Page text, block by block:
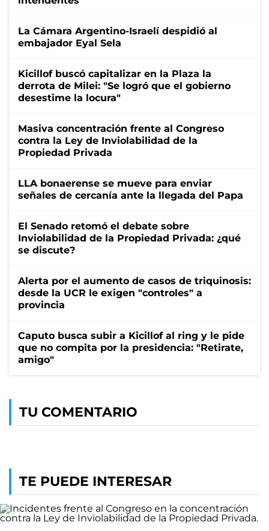
La Cámara Argentino-Israelí despidió al
embajador Eyal Sela
Kicillof buscó capitalizar en la Plaza la
derrota de Milei: "Se logró que el gobierno
desestime la locura"
Masiva concentración frente al Congreso
contra la Ley de Inviolabilidad de la
Propiedad Privada
LLA bonaerense se mueve para enviar
señales de cercanía ante la llegada del Papa
El Senado retomó el debate sobre
Inviolabilidad de la Propiedad Privada: ¿qué
se discute?
Alerta por el aumento de casos de triquinosis:
desde la UCR le exigen "controles" a
provincia
Caputo busca subir a Kicillof al ring y le pide
que no compita por la presidencia: "Retirate,
amigo"
TU COMENTARIO
TE PUEDE INTERESAR